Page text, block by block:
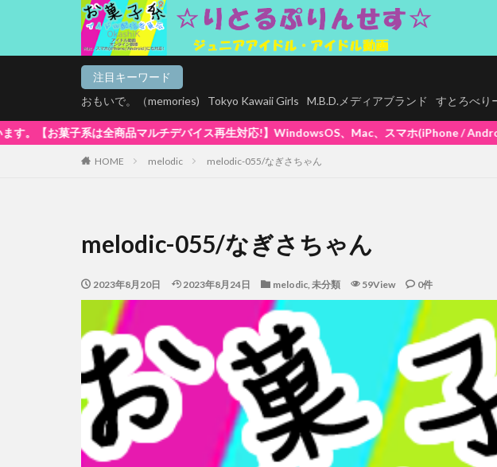
注目キーワード
おもいで。（memories)
Tokyo Kawaii Girls M.B.D.メディアブランド すとろべり
バイス再生対応!】WindowsOS、Mac、スマホ(iPhone / Android)、タブレットで再生できま
HOME melodic melodic-055/なぎさちゃん
melodic-055/なぎさちゃん
2023年8月20日 2023年8月24日 melodic, 未分類 59View 0件